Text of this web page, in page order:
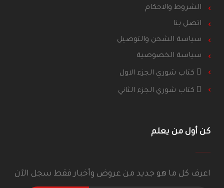
الشروط والاحكام
اتصل بنا
سياسة الشحن والتوصيل
سياسة الخصوصية
كن أول من يعلم
اعرف كل ما هو جديد من عروض وأخبار فقط سجل الآن